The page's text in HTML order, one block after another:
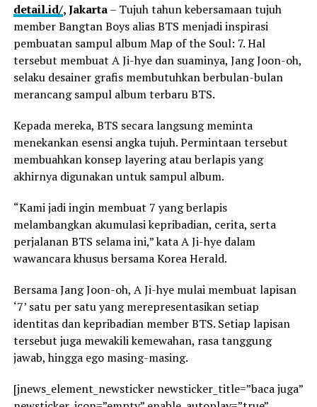
detail.id/, Jakarta– Tujuh tahun kebersamaan tujuh
member Bangtan Boys alias BTS menjadi inspirasi
pembuatan sampul album Map of the Soul: 7. Hal
tersebut membuat A Ji-hye dan suaminya, Jang Joon-oh,
selaku desainer grafis membutuhkan berbulan-bulan
merancang sampul album terbaru BTS.
Kepada mereka, BTS secara langsung meminta
menekankan esensi angka tujuh. Permintaan tersebut
membuahkan konsep layering atau berlapis yang
akhirnya digunakan untuk sampul album.
“Kami jadi ingin membuat 7 yang berlapis
melambangkan akumulasi kepribadian, cerita, serta
perjalanan BTS selama ini,” kata A Ji-hye dalam
wawancara khusus bersama Korea Herald.
Bersama Jang Joon-oh, A Ji-hye mulai membuat lapisan
‘7’ satu per satu yang merepresentasikan setiap
identitas dan kepribadian member BTS. Setiap lapisan
tersebut juga mewakili kemewahan, rasa tanggung
jawab, hingga ego masing-masing.
[jnews_element_newsticker newsticker_title=”baca juga”